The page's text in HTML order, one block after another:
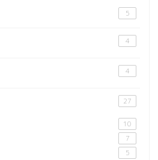
5
4
4
27
10
7
5